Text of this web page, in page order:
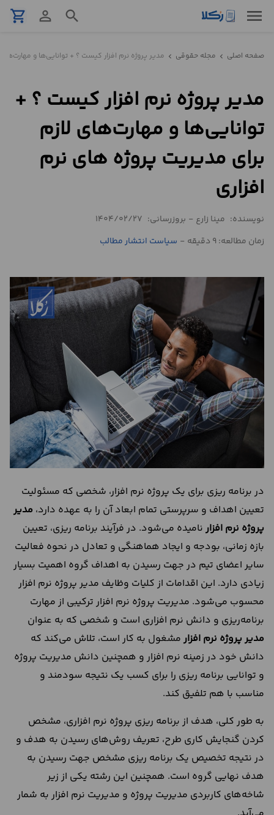
menu
search
person_outline
shopping_cart
نمونه
تنظیم
مشاوره
حقوقی
تلفنی
استعلام
محاسبه
درباره
ما
ما
صفحه اصلی chevron_left مجله حقوقی chevron_left مدیر پروژه نرم افزار کیست ؟ + توانایی‌ها و
مدیر پروژه نرم افزار کیست ؟ +
توانایی‌ها و مهارت‌های لازم
برای مدیریت پروژه های نرم
افزاری
نویسنده: مینا زارع - بروزرسانی: 1404/02/27
زمان مطالعه: 9 دقیقه
- سیاست انتشار مطالب
در برنامه ریزی برای یک پروژه نرم افزار، شخصی که مسئولیت
تعیین اهداف و سرپرستی تمام ابعاد آن را به عهده دارد، مدیر
پروژه نرم افزار نامیده می‌شود. در فرآیند برنامه ریزی، تعیین
بازه زمانی، بودجه و ایجاد هماهنگی و تعادل در نحوه فعالیت
سایر اعضای تیم در جهت رسیدن به اهداف گروه اهمیت بسیار
زیادی دارد. این اقدامات از کلیات وظایف مدیر پروژه نرم افزار
محسوب می‌شود. مدیریت پروژه نرم افزار ترکیبی از مهارت
برنامه‌‌ریزی و دانش نرم افزاری است و شخصی که به عنوان
مدیر پروژه نرم افزار مشغول به کار است، تلاش می‌کند که
دانش خود در زمینه نرم افزار و همچنین دانش مدیریت پروژه
و توانایی برنامه ریزی را برای کسب یک نتیجه سودمند و
مناسب با هم تلفیق کند.
به طور کلی، هدف از برنامه ریزی پروژه نرم افزاری، مشخص
کردن گنجایش کاری طرح، تعریف روش‌های رسیدن به هدف و
در نتیجه تخصیص یک برنامه‌ ریزی مشخص جهت رسیدن به
هدف نهایی گروه است. همچنین این رشته یکی از زیر
شاخه‌های کاربردی مدیریت پروژه و مدیریت نرم افزار به شمار